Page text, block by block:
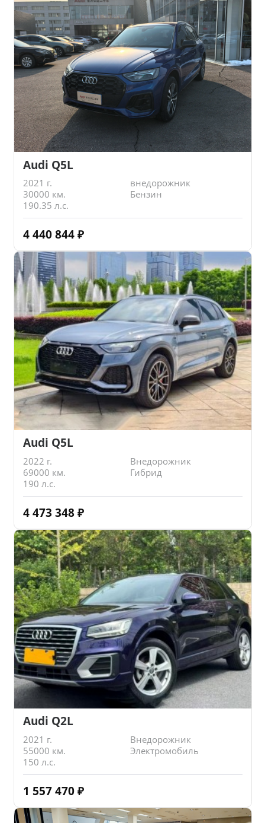
Audi Q5L
2021 г.
внедорожник
30000 км.
Бензин
190.35 л.с.
4 440 844 ₽
Audi Q5L
2022 г.
Внедорожник
69000 км.
Гибрид
190 л.с.
4 473 348 ₽
Audi Q2L
2021 г.
Внедорожник
55000 км.
Электромобиль
150 л.с.
1 557 470 ₽